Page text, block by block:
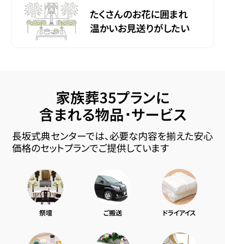
たくさんのお花に囲まれ
温かいお見送りがしたい
家族葬35プランに
含まれる物品･サービス
長坂式典センターでは、必要な内容を揃えた安心
価格のセットプランでご提供しています
祭壇 ご搬送 ドライアイス